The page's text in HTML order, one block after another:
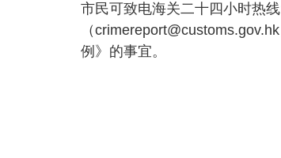
市民可致电海关二十四小时热
（crimereport@customs.gov.hk
例》的事宜。